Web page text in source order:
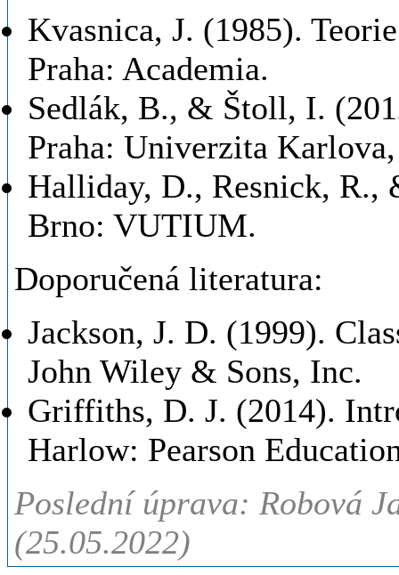
Kvasnica, J. (1985).
Praha: Academia.
Sedlák, B., & Štoll, I.
Praha: Univerzita
Halliday, D., Resnick, R.,
Brno: VUTIUM.
Doporučená literatura:
Jackson, J. D. (1999).
John Wiley & Sons, Inc.
Griffiths, D. J. (2014).
Harlow: Pearson
Poslední úprava: Robová
(25.05.2022)